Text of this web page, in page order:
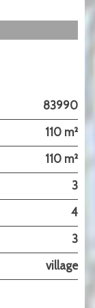
83990
110 m²
110 m²
3
4
3
village